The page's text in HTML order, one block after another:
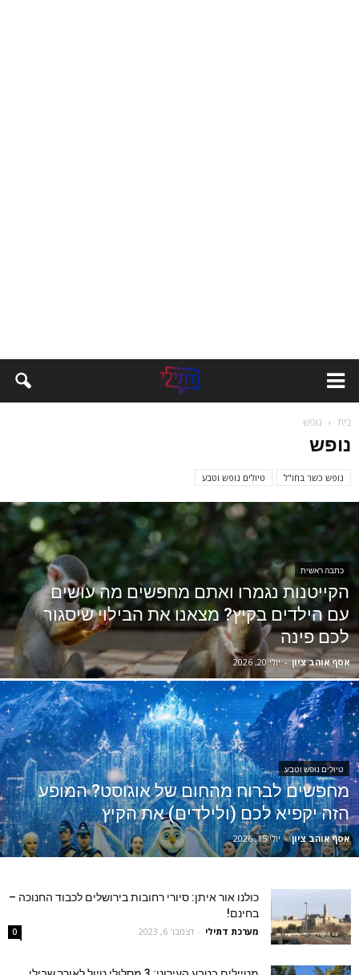
בית נופש
נופש
נופש כשר בחו"ל טיולים נופש וטבע
כתבה ראשית
הקייטנות נגמרו ואתם מחפשים מה עושים
עם הילדים בקיץ? מצאנו את הבילוי שיסגור
לכם פינה
אסף אוהב ציון - יולי 20, 2026
טיולים נופש וטבע
מחפשים לברוח מהחום של אוגוסט? המופע
הזה יקפיא לכם (ולילדים) את הקיץ
אסף אוהב ציון - יולי 15, 2026
כולנו אור איתן: סיורי רחובות בירושלים לכבוד החנוכה –
בחינם!
מערכת דתילי - דצמבר 6, 2023 0